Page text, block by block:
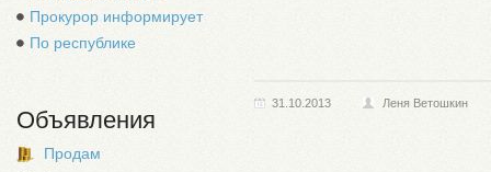
Прокурор информирует
По республике
Объявления
Продам
31.10.2013 Леня Ветошкин